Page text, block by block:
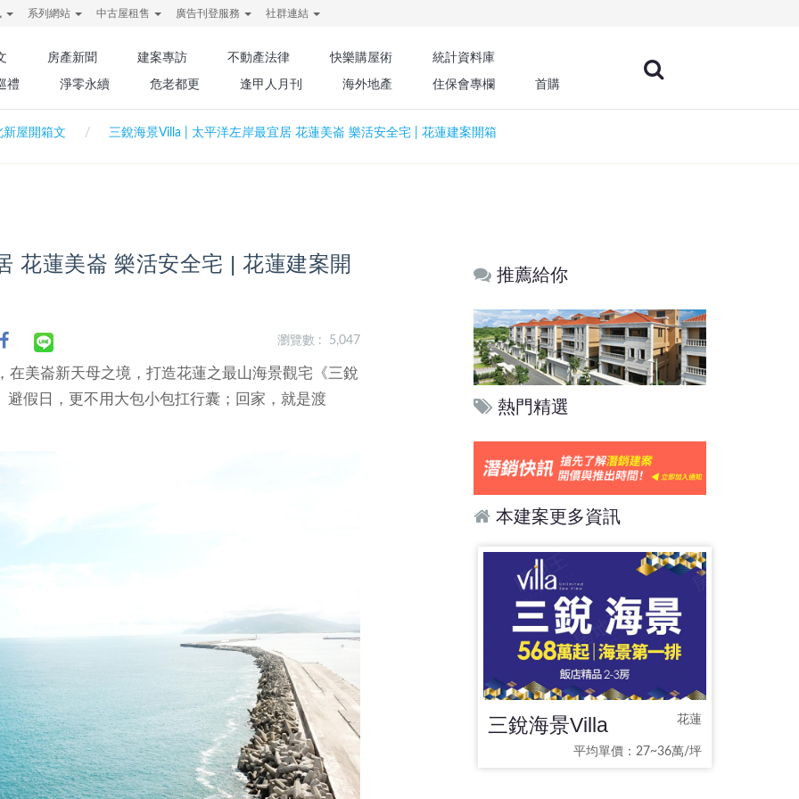
系列網站 中古屋租售 廣告刊登服務 社群連結
房產新聞 建案專訪 不動產法律 快樂購屋術
統計資料庫
禮
淨零永續 危老都更 逢甲人月刊 海外地產 住保會專欄 首購
新屋開箱文 三銳海景Villa | 太平洋左岸最宜居 花蓮美崙 樂活安全宅 | 花蓮建案開箱
花蓮美崙 樂活安全宅 | 花蓮建案開
瀏覽數 : 5,047
美崙新天母之境，打造花蓮之最山海景觀宅《三銳
假日，更不用大包小包扛行囊；回家，就是渡
推薦給你
熱門精選
本建案更多資訊
三銳海景Villa 花蓮
平均單價：27~36萬/坪